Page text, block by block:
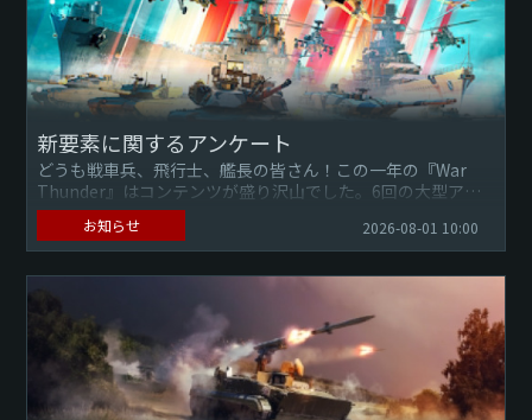
新要素に関するアンケート
どうも戦車兵、飛行士、艦長の皆さん！この一年の『War
Thunder』はコンテンツが盛り沢山でした。6回の大型アッ
プデート、数百種類もの新たな地上車両・航空機・艦艇、マ
ップのリメ...
お知らせ 2026-08-01 10:00